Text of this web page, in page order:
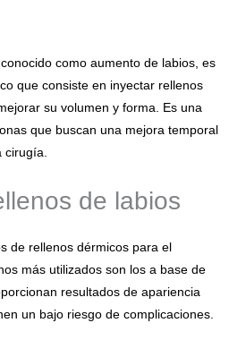
como aumento de labios, es
que consiste en inyectar rellenos
su volumen y forma. Es una
que buscan una mejora temporal
de labios
de rellenos dérmicos para el
más utilizados son los a base de
resultados de apariencia
un bajo riesgo de complicaciones.